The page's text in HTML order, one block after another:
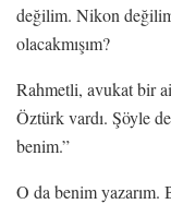
değilim. Nikon
olacakmışım?
Rahmetli, avukat bir
Öztürk vardı. Şöyle
benim.”
O da benim yazarım.